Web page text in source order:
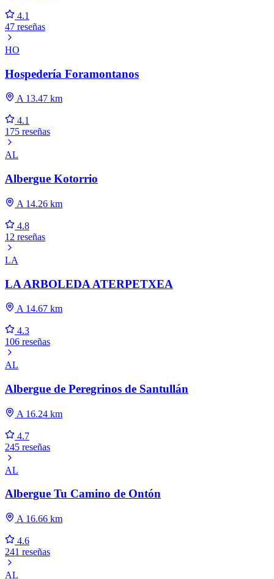
4.1
47 reseñas
HO
Hospedería Foramontanos
A 13.47 km
4.1
175 reseñas
AL
Albergue Kotorrio
A 14.26 km
4.8
12 reseñas
LA
LA ARBOLEDA ATERPETXEA
A 14.67 km
4.3
106 reseñas
AL
Albergue de Peregrinos de Santullán
A 16.24 km
4.7
245 reseñas
AL
Albergue Tu Camino de Ontón
A 16.66 km
4.6
241 reseñas
AL